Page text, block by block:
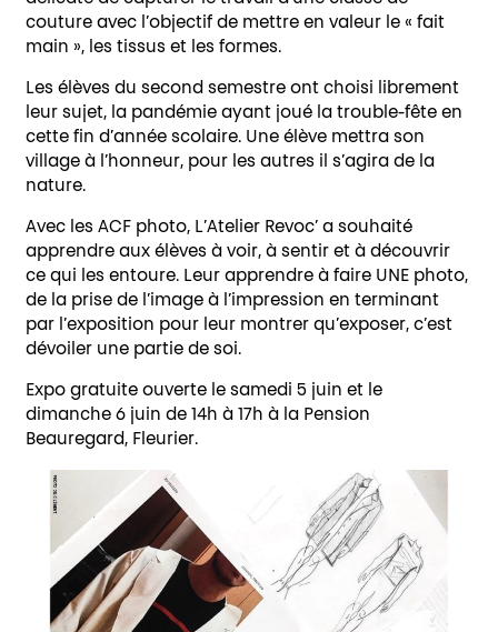
couture avec l’objectif de mettre en valeur le « fait
main », les tissus et les formes.
Les élèves du second semestre ont choisi librement
leur sujet, la pandémie ayant joué la trouble-fête en
cette fin d’année scolaire. Une élève mettra son
village à l’honneur, pour les autres il s’agira de la
nature.
Avec les ACF photo, L’Atelier Revoc’ a souhaité
apprendre aux élèves à voir, à sentir et à découvrir
ce qui les entoure. Leur apprendre à faire UNE photo,
de la prise de l’image à l’impression en terminant
par l’exposition pour leur montrer qu’exposer, c’est
dévoiler une partie de soi.
Expo gratuite ouverte le samedi 5 juin et le
dimanche 6 juin de 14h à 17h à la Pension
Beauregard, Fleurier.